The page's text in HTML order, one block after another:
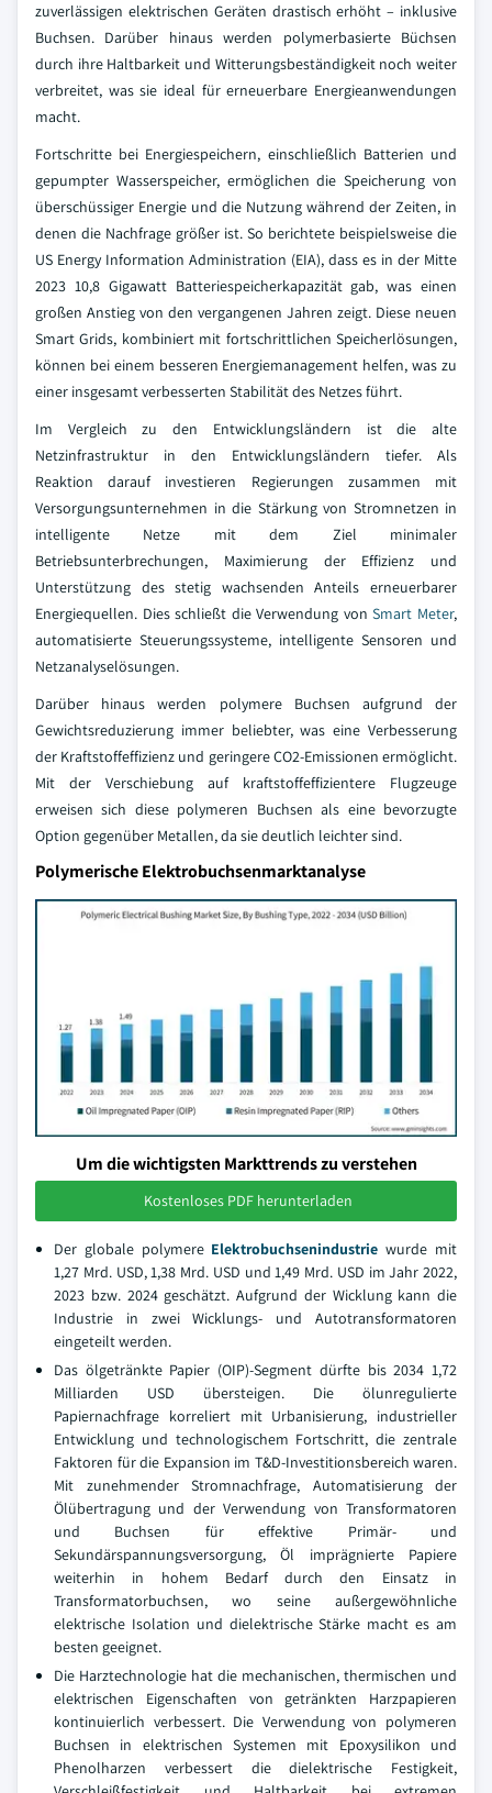
zuverlässigen elektrischen Geräten drastisch erhöht – inklusive
Buchsen. Darüber hinaus werden polymerbasierte Büchsen
durch ihre Haltbarkeit und Witterungsbeständigkeit noch weiter
verbreitet, was sie ideal für erneuerbare Energieanwendungen
macht.
Fortschritte bei Energiespeichern, einschließlich Batterien und
gepumpter Wasserspeicher, ermöglichen die Speicherung von
überschüssiger Energie und die Nutzung während der Zeiten, in
denen die Nachfrage größer ist. So berichtete beispielsweise die
US Energy Information Administration (EIA), dass es in der Mitte
2023 10,8 Gigawatt Batteriespeicherkapazität gab, was einen
großen Anstieg von den vergangenen Jahren zeigt. Diese neuen
Smart Grids, kombiniert mit fortschrittlichen Speicherlösungen,
können bei einem besseren Energiemanagement helfen, was zu
einer insgesamt verbesserten Stabilität des Netzes führt.
Im Vergleich zu den Entwicklungsländern ist die alte
Netzinfrastruktur in den Entwicklungsländern tiefer. Als
Reaktion darauf investieren Regierungen zusammen mit
Versorgungsunternehmen in die Stärkung von Stromnetzen in
intelligente Netze mit dem Ziel minimaler
Betriebsunterbrechungen, Maximierung der Effizienz und
Unterstützung des stetig wachsenden Anteils erneuerbarer
Energiequellen. Dies schließt die Verwendung vonSmart Meter,
automatisierte Steuerungssysteme, intelligente Sensoren und
Netzanalyselösungen.
Darüber hinaus werden polymere Buchsen aufgrund der
Gewichtsreduzierung immer beliebter, was eine Verbesserung
der Kraftstoffeffizienz und geringere CO2-Emissionen ermöglicht.
Mit der Verschiebung auf kraftstoffeffizientere Flugzeuge
erweisen sich diese polymeren Buchsen als eine bevorzugte
Option gegenüber Metallen, da sie deutlich leichter sind.
Polymerische Elektrobuchsenmarktanalyse
Um die wichtigsten Markttrends zu verstehen
Kostenloses PDF herunterladen
Der globale polymere Elektrobuchsenindustrie wurde mit
1,27 Mrd. USD, 1,38 Mrd. USD und 1,49 Mrd. USD im Jahr 2022,
2023 bzw. 2024 geschätzt. Aufgrund der Wicklung kann die
Industrie in zwei Wicklungs- und Autotransformatoren
eingeteilt werden.
Das ölgetränkte Papier (OIP)-Segment dürfte bis 2034 1,72
Milliarden USD übersteigen. Die ölunregulierte
Papiernachfrage korreliert mit Urbanisierung, industrieller
Entwicklung und technologischem Fortschritt, die zentrale
Faktoren für die Expansion im T&D-Investitionsbereich waren.
Mit zunehmender Stromnachfrage, Automatisierung der
Ölübertragung und der Verwendung von Transformatoren
und Buchsen für effektive Primär- und
Sekundärspannungsversorgung, Öl imprägnierte Papiere
weiterhin in hohem Bedarf durch den Einsatz in
Transformatorbuchsen, wo seine außergewöhnliche
elektrische Isolation und dielektrische Stärke macht es am
besten geeignet.
Die Harztechnologie hat die mechanischen, thermischen und
elektrischen Eigenschaften von getränkten Harzpapieren
kontinuierlich verbessert. Die Verwendung von polymeren
Buchsen in elektrischen Systemen mit Epoxysilikon und
Phenolharzen verbessert die dielektrische Festigkeit,